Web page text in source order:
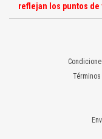
reflejan los puntos